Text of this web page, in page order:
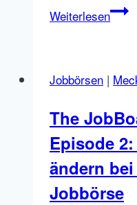
Weiterlesen
looks
to
me…
Jobbörsen |
The
Episode
ändern
Jobbörse